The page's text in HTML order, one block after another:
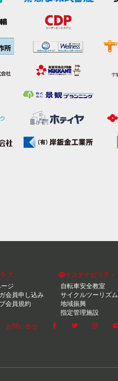
ブ
ジ
会員申し込み
会員規約
サステナビリティ
自転車安全教室
サイクルツーリズム
地域振興
指定管理施設
お問い合せ